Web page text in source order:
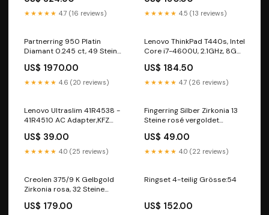
2717C-MC8355 GPS für HP
★★★★★ 4.7 (16 reviews) ★★★★★ 4.5 (13 reviews)
Partnerring 950 Platin
Diamant 0.245 ct, 49 Steine,
US$ 1970.00
★★★★★ 4.6 (20 reviews)
Lenovo ThinkPad T440s, Intel
Core i7-4600U, 2.1GHz, 8GB,
Panasonic Toughbook CF-D1
Tablet
US$ 184.50
★★★★★ 4.7 (26 reviews)
Lenovo Ultraslim 41R4538 -
41R4510 AC Adapter,KFZ
ThinkPad T410 T410i Lüfter
Kühler Cooler Fan 45M2721 -
45N5685 *NEU*
US$ 39.00
★★★★★ 4.0 (25 reviews)
Fingerring Silber Zirkonia 13
Steine rosé vergoldet
US$ 49.00
★★★★★ 4.0 (22 reviews)
Creolen 375/9 K Gelbgold
Zirkonia rosa, 32 Steine
US$ 179.00
Ringset 4-teilig Grösse:54
US$ 152.00